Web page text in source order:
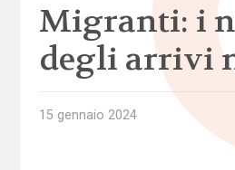
Migranti: i
degli arrivi
15 gennaio 2024